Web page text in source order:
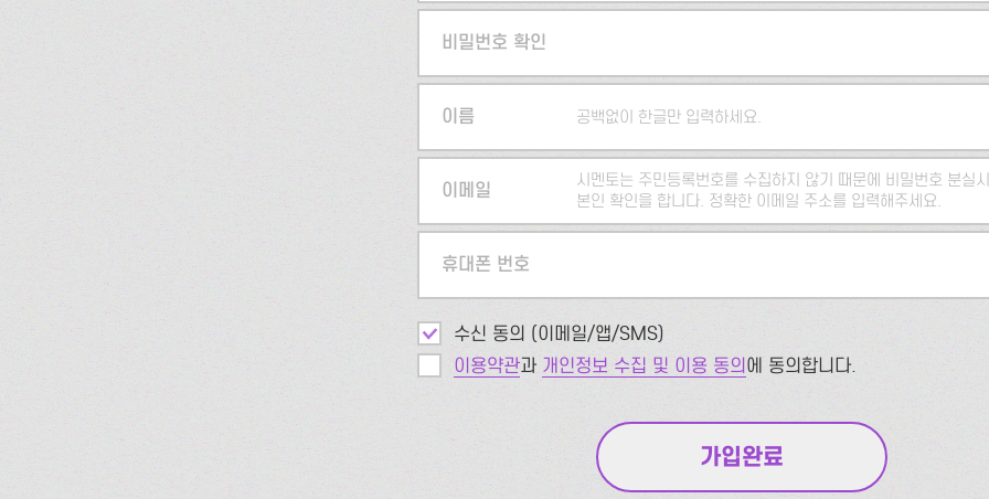
비밀번호 확인
이름 공백없이 한글만 입력하세요.
이메일
시멘토는 주민등록번호를 수집하지 않기 때문에 비밀번호 분실
본인 확인을 합니다. 정확한 이메일 주소를 입력해주세요.
휴대폰 번호
수신 동의 (이메일/앱/SMS)
이용약관과 개인정보 수집 및 이용 동의에 동의합니다.